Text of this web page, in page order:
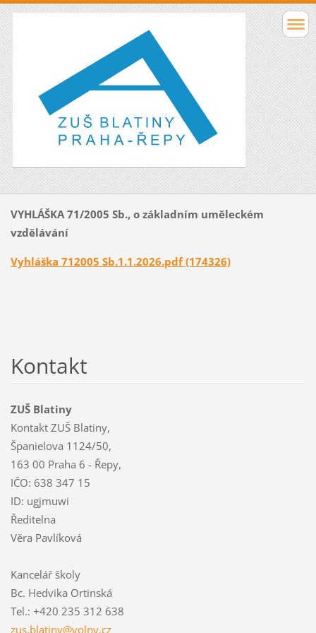
VYHLÁŠKA 71/2005 Sb., o základním uměleckém
vzdělávání
Vyhláška 712005 Sb.1.1.2026.pdf (174326)
Kontakt
ZUŠ Blatiny
Kontakt ZUŠ Blatiny,
Španielova 1124/50,
163 00 Praha 6 - Řepy,
IČO: 638 347 15
ID: ugjmuwi
Ředitelna
Věra Pavlíková
Kancelář školy
Bc. Hedvika Ortinská
Tel.: +420 235 312 638
zus.blatiny@volny.cz